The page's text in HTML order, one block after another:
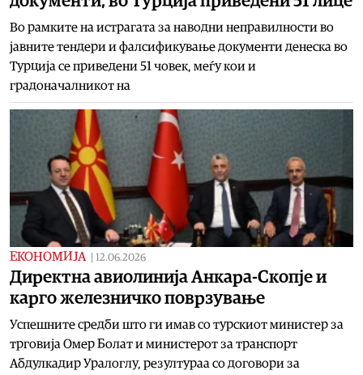
Во рамките на истрагата за наводни неправилности во
јавните тендери и фалсификување документи денеска во
Турција се приведени 51 човек, меѓу кои и
градоначалникот на
ЕКОНОМИЈА 12.06.2026
Директна авиолинија Анкара-Скопје и
карго железничко поврзување
Успешните средби што ги имав со турскиот министер за
трговија Омер Болат и министерот за транспорт
Абдулкадир Уралоглу, резултураа со договори за